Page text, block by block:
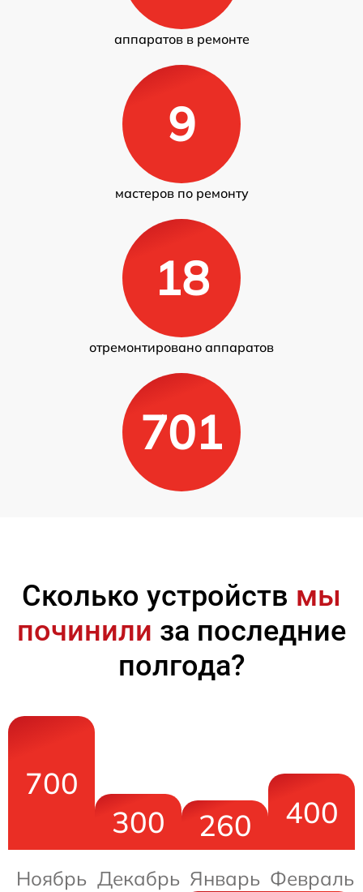
аппаратов в ремонте
9
мастеров по ремонту
18
отремонтировано аппаратов
701
Сколько устройств мы
починили за последние
полгода?
700
Ноябрь
300
Декабрь
260
Январь
400
Февраль